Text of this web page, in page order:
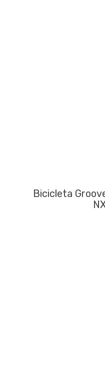
Bicicleta